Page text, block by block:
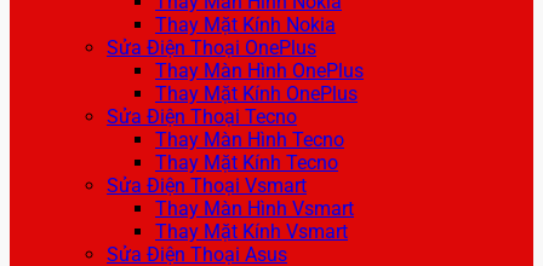
Thay Mặt Kính Nokia
Sửa Điện Thoại OnePlus
Thay Màn Hình OnePlus
Thay Mặt Kính OnePlus
Sửa Điện Thoại Tecno
Thay Màn Hình Tecno
Thay Mặt Kính Tecno
Sửa Điện Thoại Vsmart
Thay Màn Hình Vsmart
Thay Mặt Kính Vsmart
Sửa Điện Thoại Asus